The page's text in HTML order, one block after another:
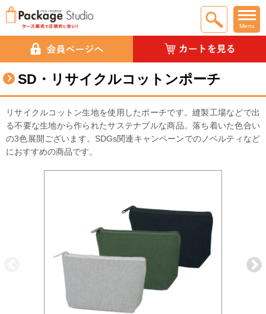
Menu
SD・リサイクルコットンポーチ
リサイクルコットン生地を使用したポーチです。縫製工場などで出
る不要な生地から作られたサステナブルな商品。落ち着いた色合い
の3色展開ございます。SDGs関連キャンペーンでのノベルティなど
におすすめの商品です。